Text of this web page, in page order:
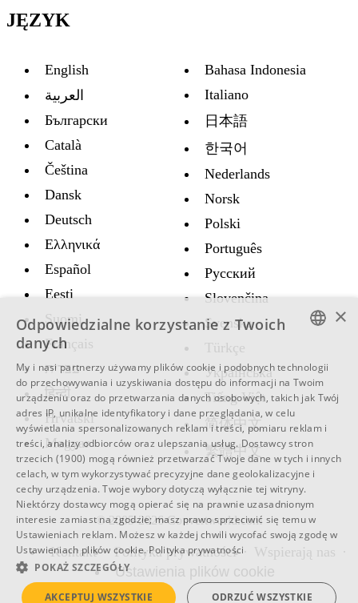
JĘZYK
English
العربية
Български
Català
Čeština
Dansk
Deutsch
Ελληνικά
Español
Eesti
Suomi
Français
עברית
हिन्दी
Hrvatski
Magyar
Bahasa Indonesia
Italiano
日本語
한국어
Nederlands
Norsk
Polski
Português
Русский
Slovenčina
Svenska
Türkçe
Украïнська
Tiếng Việt
简体中文
繁體中文
© 2005-2026 Convertworld.com
Kontakt Polityka prywatności
Wspierają nas
Ustawienia plików cookie
SWEDISH
SPANISH
CATALAN
ARABIC
BULGARIAN
CZECH
DANISH
×
Odpowiedzialne korzystanie z Twoich
danych
My i nasi partnerzy używamy plików cookie i podobnych technologii
do przechowywania i uzyskiwania dostępu do informacji na Twoim
urządzeniu oraz do przetwarzania danych osobowych, takich jak Twój
adres IP, unikalne identyfikatory i dane przeglądania, w celu
wyświetlania spersonalizowanych reklam i treści, pomiaru reklam i
treści, analizy odbiorców oraz ulepszania usług.Dostawcy stron
trzecich (1900) mogą również przetwarzać Twoje dane w tych i innych
celach, w tym wykorzystywać precyzyjne dane geolokalizacyjne i
cechy urządzenia. Twoje wybory dotyczą wyłącznie tej witryny.
Niektórzy dostawcy mogą opierać się na prawnie uzasadnionym
interesie zamiast na zgodzie; masz prawo sprzeciwić się temu w
Ustawieniach reklam. Możesz w każdej chwili wycofać swoją zgodę w
Ustawieniach plików cookie. Polityka prywatności
POKAŻ SZCZEGÓŁY
AKCEPTUJ WSZYSTKIE ODRZUĆ WSZYSTKIE